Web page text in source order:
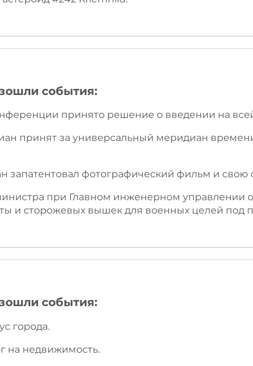
события:
принято решение о введении на
принят за универсальный меридиан
запатентовал фотографический фильм и свою
при Главном инженерном
и сторожевых вышек для военных целей под
события:
города.
на недвижимость.